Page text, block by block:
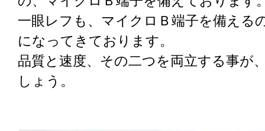
一眼レフも、マイクロＢ端子を備える
になってきております。
品質と速度、その二つを両立する事が
しょう。